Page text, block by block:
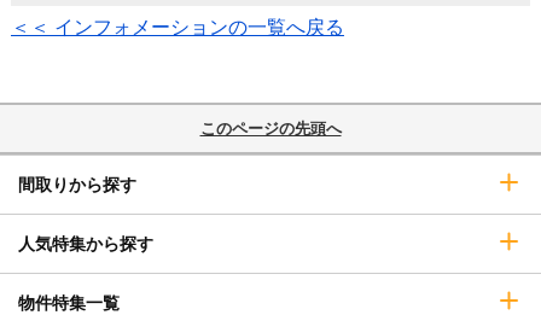
＜＜ インフォメーションの一覧へ戻る
このページの先頭へ
間取りから探す
人気特集から探す
物件特集一覧